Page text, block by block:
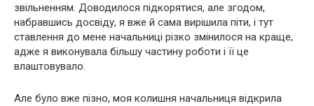
звільненням. Доводилося підкорятися, але згодом,
набравшись досвіду, я вже й сама вирішила піти, і тут
ставлення до мене начальниці різко змінилося на краще,
адже я виконувала більшу частину роботи і її це
влаштовувало.
Але було вже пізно, моя колишня начальниця відкрила